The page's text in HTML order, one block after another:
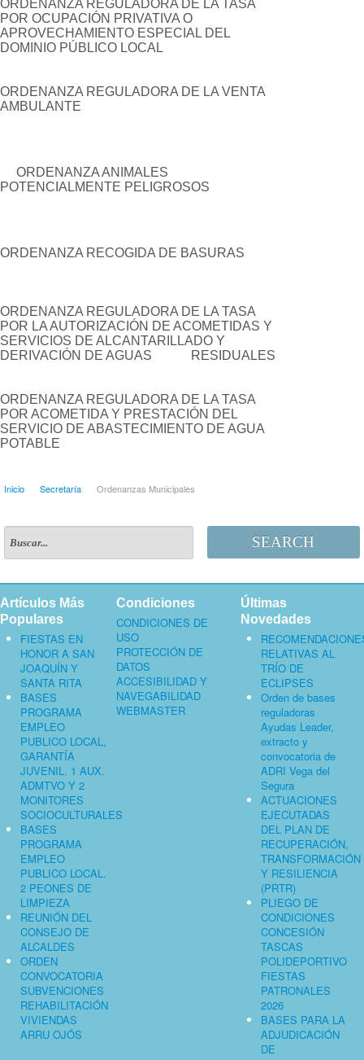
ORDENANZA REGULADORA DE LA TASA
POR OCUPACIÓN PRIVATIVA O
APROVECHAMIENTO ESPECIAL DEL
DOMINIO PÚBLICO LOCAL
ORDENANZA REGULADORA DE LA VENTA
AMBULANTE
ORDENANZA ANIMALES
POTENCIALMENTE PELIGROSOS
ORDENANZA RECOGIDA DE BASURAS
ORDENANZA REGULADORA DE LA TASA
POR LA AUTORIZACIÓN DE ACOMETIDAS Y
SERVICIOS DE ALCANTARILLADO Y
DERIVACIÓN DE AGUAS RESIDUALES
ORDENANZA REGULADORA DE LA TASA
POR ACOMETIDA Y PRESTACIÓN DEL
SERVICIO DE ABASTECIMIENTO DE AGUA
POTABLE
Inicio Secretaría Ordenanzas Municipales
SEARCH
Artículos Más
Populares
FIESTAS EN
HONOR A SAN
JOAQUÍN Y
SANTA RITA
BASES
PROGRAMA
EMPLEO
PUBLICO LOCAL,
GARANTÍA
JUVENIL. 1 AUX.
ADMTVO Y 2
MONITORES
SOCIOCULTURALES
BASES
PROGRAMA
EMPLEO
PUBLICO LOCAL.
2 PEONES DE
LIMPIEZA
REUNIÓN DEL
CONSEJO DE
ALCALDES
ORDEN
CONVOCATORIA
SUBVENCIONES
REHABILITACIÓN
VIVIENDAS
ARRU OJÓS
Condiciones
CONDICIONES DE
USO
PROTECCIÓN DE
DATOS
ACCESIBILIDAD Y
NAVEGABILIDAD
WEBMASTER
Últimas
Novedades
RELATIVAS AL
TRÍO DE
ECLIPSES
Orden de bases
reguladoras
Ayudas Leader,
extracto y
convocatoria de
ADRI Vega del
Segura
ACTUACIONES
EJECUTADAS
DEL PLAN DE
RECUPERACIÓN,
TRANSFORMACIÓN
Y RESILIENCIA
(PRTR)
PLIEGO DE
CONDICIONES
CONCESIÓN
TASCAS
POLIDEPORTIVO
FIESTAS
PATRONALES
2026
BASES PARA LA
ADJUDICACIÓN
DE